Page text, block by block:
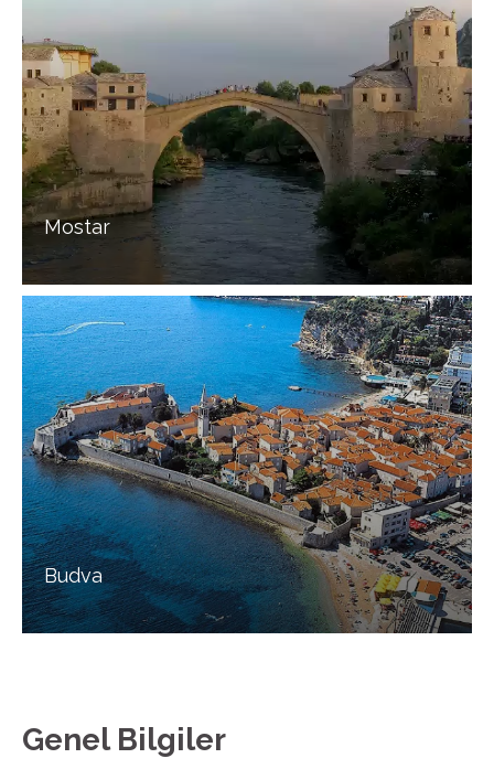
Mostar
Budva
Genel Bilgiler